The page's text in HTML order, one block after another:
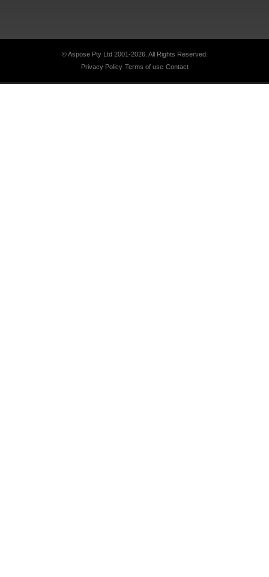
© Aspose Pty Ltd 2001-2026. All Rights Reserved.
Privacy Policy Terms of use Contact